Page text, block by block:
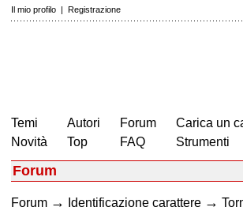
Il mio profilo | Registrazione
Temi
Novità
Autori
Top
Forum
FAQ
Carica un
Strumenti
Forum
Forum → Identificazione carattere →